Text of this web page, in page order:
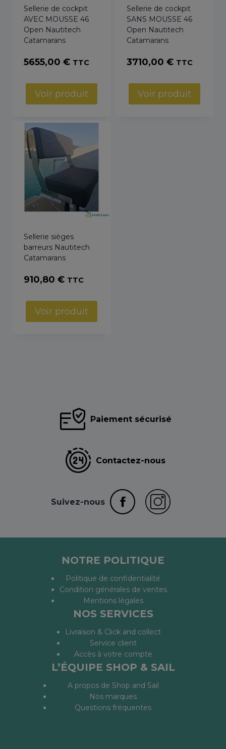
Sellerie de cockpit
AVEC MOUSSE 46
Open Nautitech
Catamarans
5655,00 € TTC
Voir produit
Sellerie de cockpit
SANS MOUSSE 46
Open Nautitech
Catamarans
3710,00 € TTC
Voir produit
Sellerie sièges
barreurs Nautitech
Catamarans
910,80 € TTC
Voir produit
Paiement sécurisé
Contactez-nous
Suivez-nous
NOTRE POLITIQUE
Politique de confidentialité
Condition générales de ventes
Mentions légales
NOS SERVICES
Livraison & Click and collect
Service client
Accès à votre compte
L’ÉQUIPE SHOP & SAIL
A propos de Shop and Sail
Nos marques
Questions fréquentes